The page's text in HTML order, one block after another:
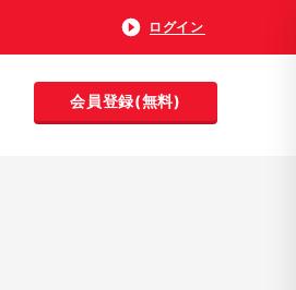
ログイン
会員登録(無料)